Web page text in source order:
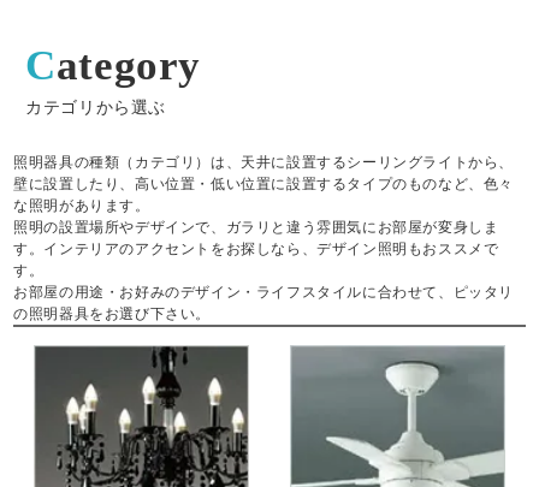
Category
カテゴリから選ぶ
照明器具の種類（カテゴリ）は、天井に設置するシーリングライトから、
壁に設置したり、高い位置・低い位置に設置するタイプのものなど、色々
な照明があります。
照明の設置場所やデザインで、ガラリと違う雰囲気にお部屋が変身しま
す。インテリアのアクセントをお探しなら、デザイン照明もおススメで
す。
お部屋の用途・お好みのデザイン・ライフスタイルに合わせて、ピッタリ
の照明器具をお選び下さい。